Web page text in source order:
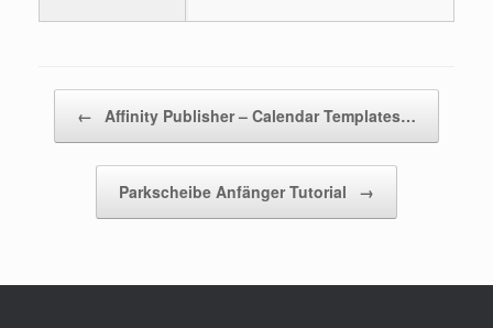
← Affinity Publisher – Calendar Templates…
Parkscheibe Anfänger Tutorial →